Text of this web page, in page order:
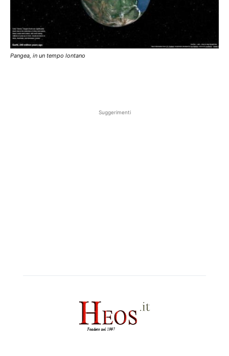
Pangea, in un tempo lontano
Suggerimenti